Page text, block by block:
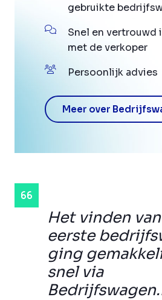
Het vinden
eerste
ging
snel via
gebruikte
Snel en vertrouwd
met de verkoper
Persoonlijk advies
Meer over